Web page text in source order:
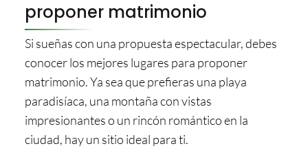
proponer matrimonio
Si sueñas con una propuesta espectacular, debes
conocer los mejores lugares para proponer
matrimonio. Ya sea que prefieras una playa
paradisíaca, una montaña con vistas
impresionantes o un rincón romántico en la
ciudad, hay un sitio ideal para ti.